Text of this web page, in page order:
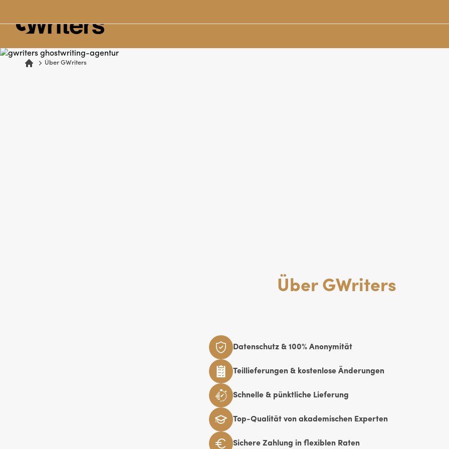
Über GWriters
Über GWriters
Datenschutz & 100% Anonymität
Teillieferungen & kostenlose Änderungen
Schnelle & pünktliche Lieferung
Top-Qualität von akademischen Experten
Sichere Zahlung in flexiblen Raten